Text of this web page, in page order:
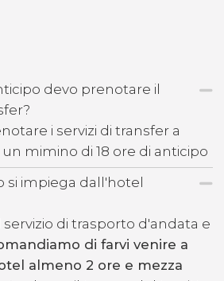
devo prenotare il
i servizi di transfer a
mimino di 18 ore di anticipo
impiega dall'hotel
di trasporto d'andata e
di farvi venire a
almeno 2 ore e mezza